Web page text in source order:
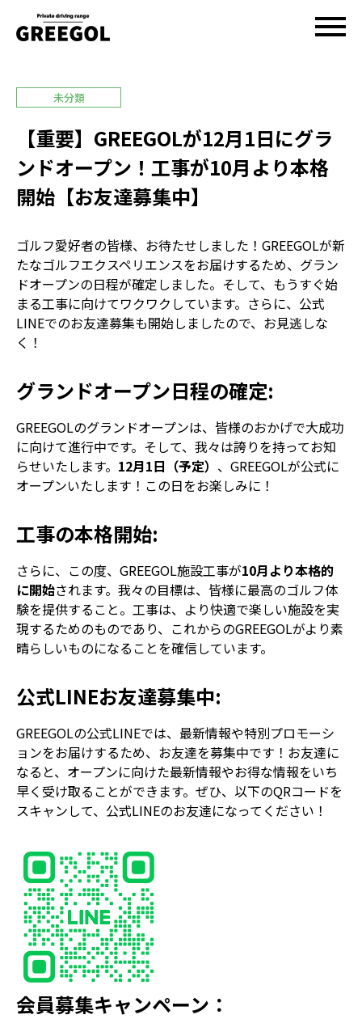
未分類
【重要】GREEGOLが12月1日にグラ
ンドオープン！工事が10月より本格
開始【お友達募集中】
ゴルフ愛好者の皆様、お待たせしました！GREEGOLが新
たなゴルフエクスペリエンスをお届けするため、グラン
ドオープンの日程が確定しました。そして、もうすぐ始
まる工事に向けてワクワクしています。さらに、公式
LINEでのお友達募集も開始しましたので、お見逃しな
く！
グランドオープン日程の確定:
GREEGOLのグランドオープンは、皆様のおかげで大成功
に向けて進行中です。そして、我々は誇りを持ってお知
らせいたします。 12月1日（予定） 、GREEGOLが公式に
オープンいたします！この日をお楽しみに！
工事の本格開始:
さらに、この度、GREEGOL施設工事が10月より本格的
に開始されます。我々の目標は、皆様に最高のゴルフ体
験を提供すること。工事は、より快適で楽しい施設を実
現するためのものであり、これからのGREEGOLがより素
晴らしいものになることを確信しています。
公式LINEお友達募集中:
GREEGOLの公式LINEでは、最新情報や特別プロモーシ
ョンをお届けするため、お友達を募集中です！お友達に
なると、オープンに向けた最新情報やお得な情報をいち
早く受け取ることができます。ぜひ、以下のQRコードを
スキャンして、公式LINEのお友達になってください！
会員募集キャンペーン：